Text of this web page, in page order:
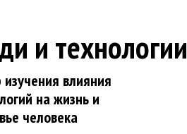
и технологии
влияния
на жизнь и
человека